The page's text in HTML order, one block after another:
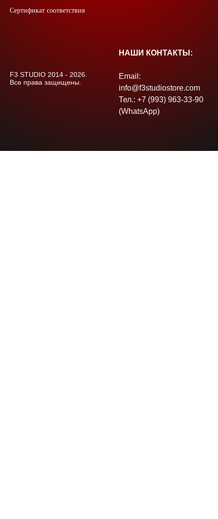
Сертификат соответствия
F3 STUDIO 2014 - 2026.
Все права защищены.
НАШИ КОНТАКТЫ:
Email:
info@f3studiostore.com
Тел.: +7 (993) 963-33-90
(WhatsApp)